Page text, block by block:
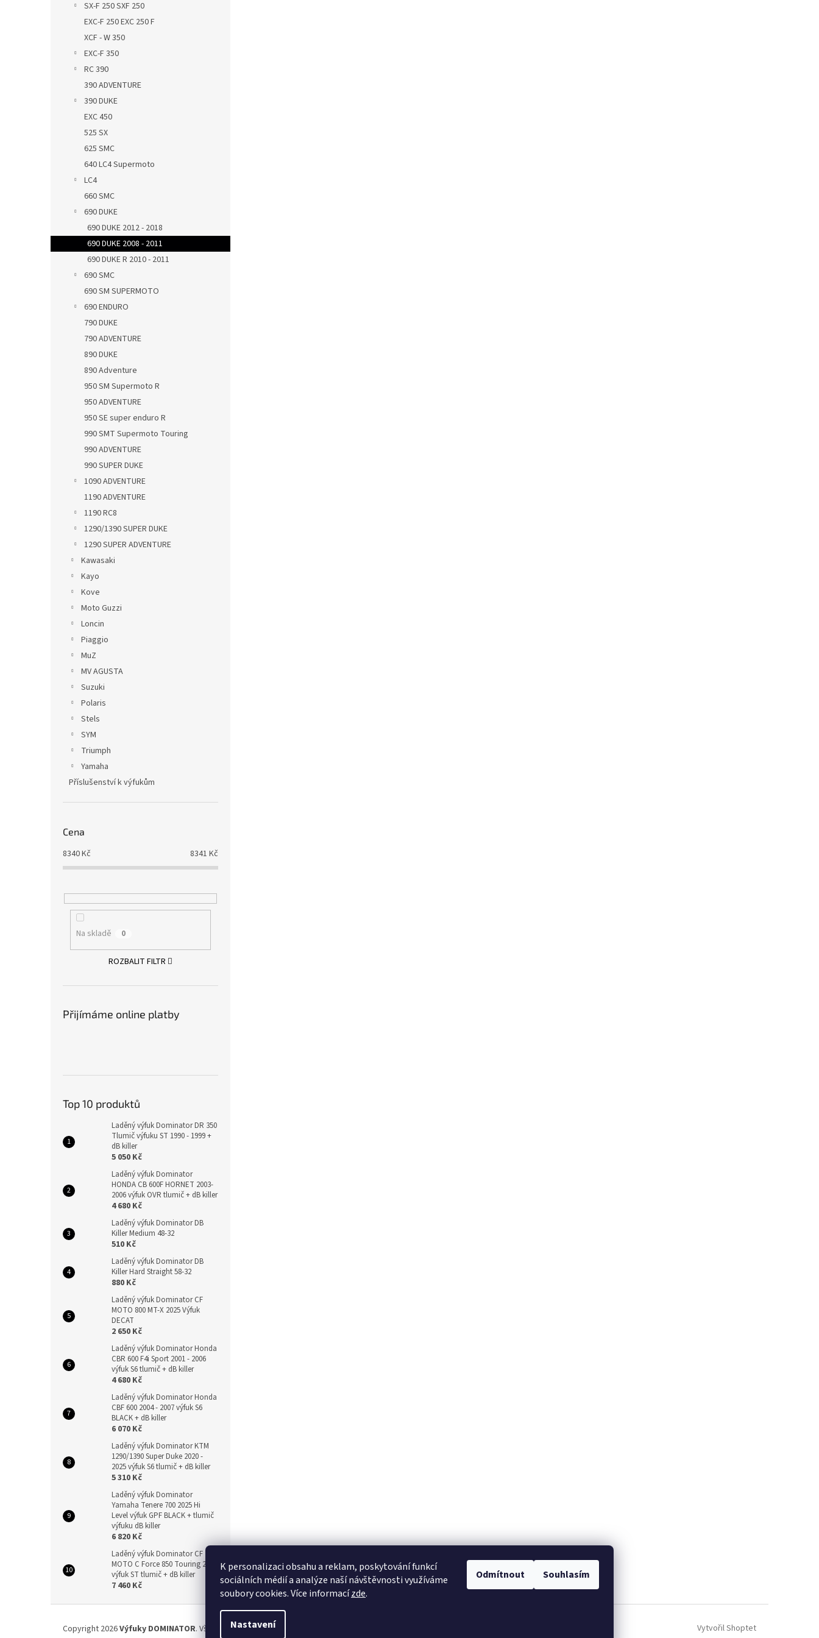
K personalizaci obsahu a reklam, poskytování funkcí
sociálních médií a analýze naší návštěvnosti využíváme
soubory cookies. Více informacízde.
Nastavení
Odmítnout Souhlasím
SX-F 250 SXF 250
EXC-F 250 EXC 250 F
XCF - W 350
EXC-F 350
RC 390
390 ADVENTURE
390 DUKE
EXC 450
525 SX
625 SMC
640 LC4 Supermoto
LC4
660 SMC
690 DUKE
690 DUKE 2012 - 2018
690 DUKE 2008 - 2011
690 DUKE R 2010 - 2011
690 SMC
690 SM SUPERMOTO
690 ENDURO
790 DUKE
790 ADVENTURE
890 DUKE
890 Adventure
950 SM Supermoto R
950 ADVENTURE
950 SE super enduro R
990 SMT Supermoto Touring
990 ADVENTURE
990 SUPER DUKE
1090 ADVENTURE
1190 ADVENTURE
1190 RC8
1290/1390 SUPER DUKE
1290 SUPER ADVENTURE
Kawasaki
Kayo
Kove
Moto Guzzi
Loncin
Piaggio
MuZ
MV AGUSTA
Suzuki
Polaris
Stels
SYM
Triumph
Yamaha
Příslušenství k výfukům
Cena
8340Kč 8341 Kč
Na skladě 0
ROZBALIT FILTR
Přijímáme online platby
Top 10 produktů
Laděný výfuk Dominator DR 350
Tlumič výfuku ST 1990 - 1999 +
dB killer
5 050 Kč
Laděný výfuk Dominator
HONDA CB 600F HORNET 2003-
2006 výfuk OVR tlumič + dB killer
4 680 Kč
Laděný výfuk Dominator DB
Killer Medium 48-32
510 Kč
Laděný výfuk Dominator DB
Killer Hard Straight 58-32
880 Kč
Laděný výfuk Dominator CF
MOTO 800 MT-X 2025 Výfuk
DECAT
2 650 Kč
Laděný výfuk Dominator Honda
CBR 600 F4i Sport 2001 - 2006
výfuk S6 tlumič + dB killer
4 680 Kč
Laděný výfuk Dominator Honda
CBF 600 2004 - 2007 výfuk S6
BLACK + dB killer
6 070 Kč
Laděný výfuk Dominator KTM
1290/1390 Super Duke 2020 -
2025 výfuk S6 tlumič + dB killer
5 310 Kč
Laděný výfuk Dominator
Yamaha Tenere 700 2025 Hi
Level výfuk GPF BLACK + tlumič
výfuku dB killer
6 820 Kč
Laděný výfuk Dominator CF
MOTO C Force 850 Touring 2024
výfuk ST tlumič + dB killer
7 460 Kč
Vytvořil Shoptet
Copyright 2026Výfuky DOMINATOR. Všechna práva vyhrazena.